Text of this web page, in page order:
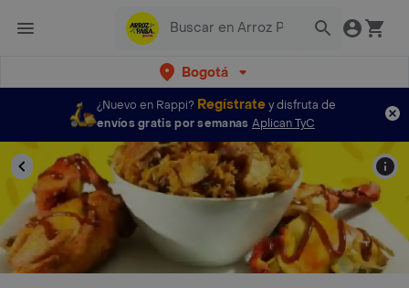
Bogotá
¿Nuevo en Rappi? Regístratey disfruta de
envíos gratis por semanas Aplican TyC